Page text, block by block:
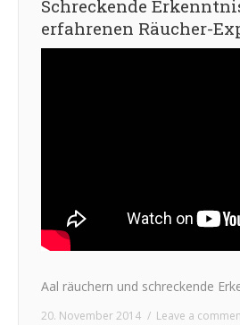
Schreckende
erfahrenen Räucher-
Aal räuchern und schreckende
20. November 2014 Leave a